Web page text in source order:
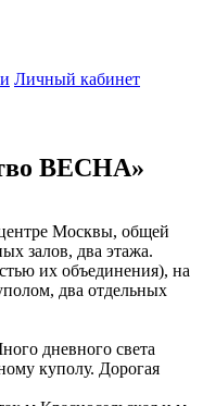
Личный кабинет
ВЕСНА»
Москвы, общей
залов, два этажа.
их объединения), на
два отдельных
дневного света
куполу. Дорогая